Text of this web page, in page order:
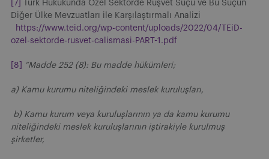
[7]
Türk Hukukunda Özel Sektörde Rüşvet Suçu ve Bu Suçun
Diğer Ülke Mevzuatları ile Karşılaştırmalı Analizi
https://www.teid.org/wp-content/uploads/2022/04/TEiD-
ozel-sektorde-rusvet-calismasi-PART-1.pdf
[8] “Madde 252 (8): Bu madde hükümleri;
a) Kamu kurumu niteliğindeki meslek kuruluşları,
b) Kamu kurum veya kuruluşlarının ya da kamu kurumu
niteliğindeki meslek kuruluşlarının iştirakiyle kurulmuş
şirketler,